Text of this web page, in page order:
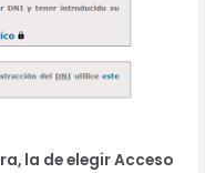
la de elegir Acceso